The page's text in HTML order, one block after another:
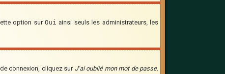
option surOui ainsi seuls les administrateurs, les
connexion, cliquez sur J’ai oublié mon mot de passe.